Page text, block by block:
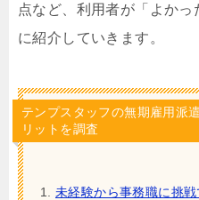
点など、利用者が「よか
に紹介していきます。
テンプスタッフの無期雇用派
リットを調査
未経験から事務職に挑戦